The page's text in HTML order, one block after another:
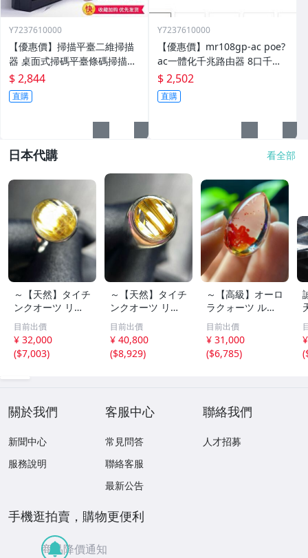
Y7237610000
【優惠價】掃描平臺二維掃描
器 桌面式掃碼平臺條碼掃描器
手機支付超市收銀
$ 2,844
直購
Y7237610000
【優惠價】mr108gp-ac poe?
ac一體化千兆路由器 8口千兆
一體化機 108gp
$ 2,502
直購
日本代購 看全部
～【天然】タイチ
ンクオーツ リン
グ s925 3.1g
目前出價
¥ 32,000
($7,003)
～【天然】タイチ
ンクオーツ リン
グ s925 3.9g
目前出價
¥ 40,800
($8,929)
～【高級】オーロ
ラクォーツ ルー
ス 3.9g
目前出價
¥ 31,000
($6,785)
(
關於我們
新聞中心
服務說明
客服中心
常見問答
聯絡客服
最新公告
聯絡我們
人才招募
手機逛拍賣，購物更便利
商品降價通知